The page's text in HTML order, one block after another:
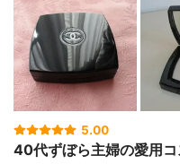
5.00
40代ずぼら主婦の愛用コ